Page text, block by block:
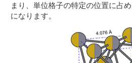
まり、単位格子の特定の位置に占
になります。